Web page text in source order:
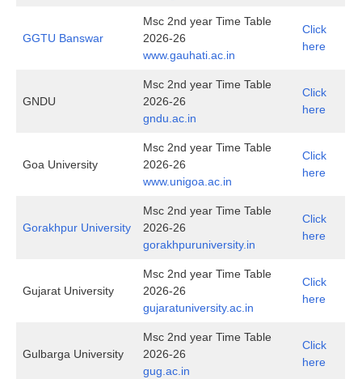
GGTU Banswar
Msc 2nd year Time Table
2026-26
www.gauhati.ac.in
Click
here
GNDU
Msc 2nd year Time Table
2026-26
gndu.ac.in
Click
here
Goa University
Msc 2nd year Time Table
2026-26
www.unigoa.ac.in
Click
here
Gorakhpur University
Msc 2nd year Time Table
2026-26
gorakhpuruniversity.in
Click
here
Gujarat University
Msc 2nd year Time Table
2026-26
gujaratuniversity.ac.in
Click
here
Gulbarga University
Msc 2nd year Time Table
2026-26
gug.ac.in
Click
here